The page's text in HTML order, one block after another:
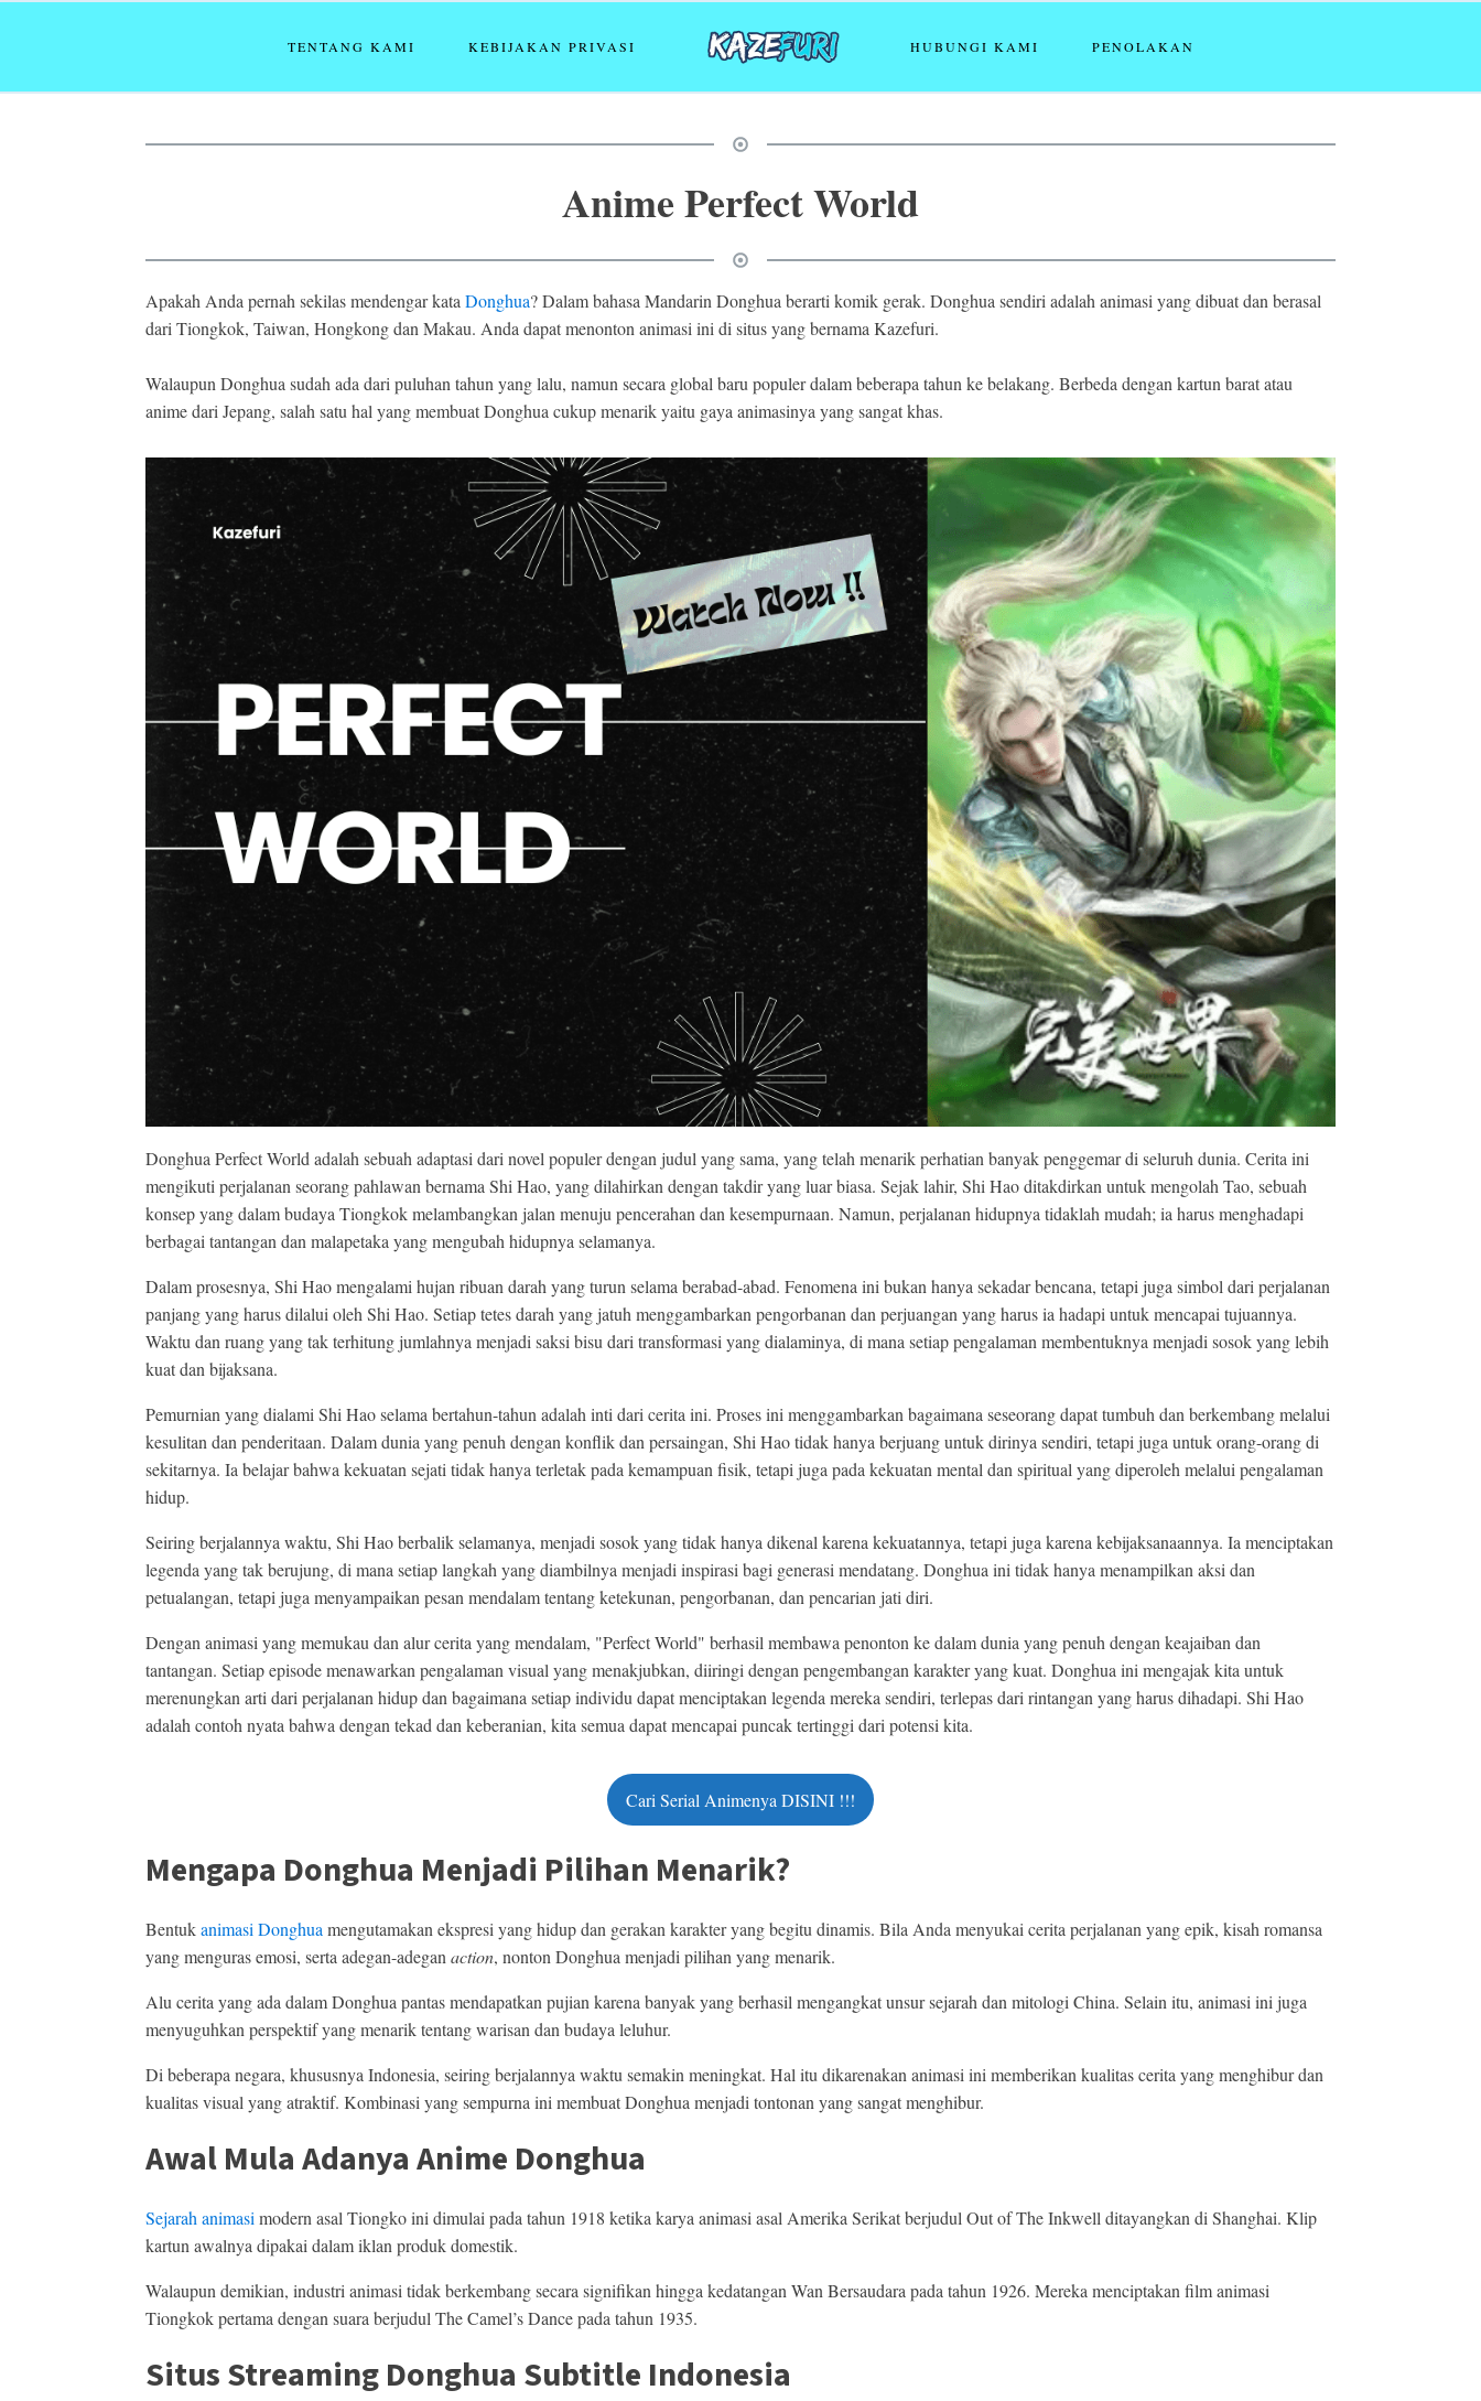
TENTANG KAMI KEBIJAKAN PRIVASI HUBUNGI KAMI PENOLAKAN
Anime Perfect World
Apakah Anda pernah sekilas mendengar kata Donghua? Dalam bahasa Mandarin Donghua berarti komik gerak. Donghua sendiri adalah animasi yang dibuat dan berasal
dari Tiongkok, Taiwan, Hongkong dan Makau. Anda dapat menonton animasi ini di situs yang bernama Kazefuri.
Walaupun Donghua sudah ada dari puluhan tahun yang lalu, namun secara global baru populer dalam beberapa tahun ke belakang. Berbeda dengan kartun barat atau
anime dari Jepang, salah satu hal yang membuat Donghua cukup menarik yaitu gaya animasinya yang sangat khas.
Donghua Perfect World adalah sebuah adaptasi dari novel populer dengan judul yang sama, yang telah menarik perhatian banyak penggemar di seluruh dunia. Cerita ini
mengikuti perjalanan seorang pahlawan bernama Shi Hao, yang dilahirkan dengan takdir yang luar biasa. Sejak lahir, Shi Hao ditakdirkan untuk mengolah Tao, sebuah
konsep yang dalam budaya Tiongkok melambangkan jalan menuju pencerahan dan kesempurnaan. Namun, perjalanan hidupnya tidaklah mudah; ia harus menghadapi
berbagai tantangan dan malapetaka yang mengubah hidupnya selamanya.
Dalam prosesnya, Shi Hao mengalami hujan ribuan darah yang turun selama berabad-abad. Fenomena ini bukan hanya sekadar bencana, tetapi juga simbol dari perjalanan
panjang yang harus dilalui oleh Shi Hao. Setiap tetes darah yang jatuh menggambarkan pengorbanan dan perjuangan yang harus ia hadapi untuk mencapai tujuannya.
Waktu dan ruang yang tak terhitung jumlahnya menjadi saksi bisu dari transformasi yang dialaminya, di mana setiap pengalaman membentuknya menjadi sosok yang lebih
kuat dan bijaksana.
Pemurnian yang dialami Shi Hao selama bertahun-tahun adalah inti dari cerita ini. Proses ini menggambarkan bagaimana seseorang dapat tumbuh dan berkembang melalui
kesulitan dan penderitaan. Dalam dunia yang penuh dengan konflik dan persaingan, Shi Hao tidak hanya berjuang untuk dirinya sendiri, tetapi juga untuk orang-orang di
sekitarnya. Ia belajar bahwa kekuatan sejati tidak hanya terletak pada kemampuan fisik, tetapi juga pada kekuatan mental dan spiritual yang diperoleh melalui pengalaman
hidup.
Seiring berjalannya waktu, Shi Hao berbalik selamanya, menjadi sosok yang tidak hanya dikenal karena kekuatannya, tetapi juga karena kebijaksanaannya. Ia menciptakan
legenda yang tak berujung, di mana setiap langkah yang diambilnya menjadi inspirasi bagi generasi mendatang. Donghua ini tidak hanya menampilkan aksi dan
petualangan, tetapi juga menyampaikan pesan mendalam tentang ketekunan, pengorbanan, dan pencarian jati diri.
Dengan animasi yang memukau dan alur cerita yang mendalam, "Perfect World" berhasil membawa penonton ke dalam dunia yang penuh dengan keajaiban dan
tantangan. Setiap episode menawarkan pengalaman visual yang menakjubkan, diiringi dengan pengembangan karakter yang kuat. Donghua ini mengajak kita untuk
merenungkan arti dari perjalanan hidup dan bagaimana setiap individu dapat menciptakan legenda mereka sendiri, terlepas dari rintangan yang harus dihadapi. Shi Hao
adalah contoh nyata bahwa dengan tekad dan keberanian, kita semua dapat mencapai puncak tertinggi dari potensi kita.
Cari Serial Animenya DISINI !!!
Mengapa Donghua Menjadi Pilihan Menarik?
Bentukanimasi Donghuamengutamakan ekspresi yang hidup dan gerakan karakter yang begitu dinamis. Bila Anda menyukai cerita perjalanan yang epik, kisah romansa
yang menguras emosi, serta adegan-adeganaction, nonton Donghua menjadi pilihan yang menarik.
Alu cerita yang ada dalam Donghua pantas mendapatkan pujian karena banyak yang berhasil mengangkat unsur sejarah dan mitologi China. Selain itu, animasi ini juga
menyuguhkan perspektif yang menarik tentang warisan dan budaya leluhur.
Di beberapa negara, khususnya Indonesia, seiring berjalannya waktu semakin meningkat. Hal itu dikarenakan animasi ini memberikan kualitas cerita yang menghibur dan
kualitas visual yang atraktif. Kombinasi yang sempurna ini membuat Donghua menjadi tontonan yang sangat menghibur.
Awal Mula Adanya Anime Donghua
Sejarah animasimodern asal Tiongko ini dimulai pada tahun 1918 ketika karya animasi asal Amerika Serikat berjudul Out of The Inkwell ditayangkan di Shanghai. Klip
kartun awalnya dipakai dalam iklan produk domestik.
Walaupun demikian, industri animasi tidak berkembang secara signifikan hingga kedatangan Wan Bersaudara pada tahun 1926. Mereka menciptakan film animasi
Tiongkok pertama dengan suara berjudul The Camel’s Dance pada tahun 1935.
Situs Streaming Donghua Subtitle Indonesia